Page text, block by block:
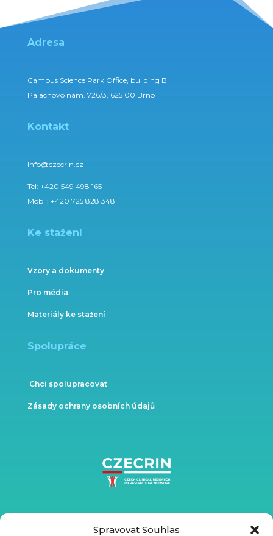
Spravovat Souhlas
Adresa
Campus Science Park Office, building B
Palachovo nám. 726/3, 625 00 Brno
Kontakt
Info@czecrin.cz
Tel: +420 549 498 165
Mobil: +420 725 828 348
Ke stažení
Vzory a dokumenty
Pro média
Materiály ke stažení
Spolupráce
Chci spolupracovat
Zásady ochrany osobních údajů